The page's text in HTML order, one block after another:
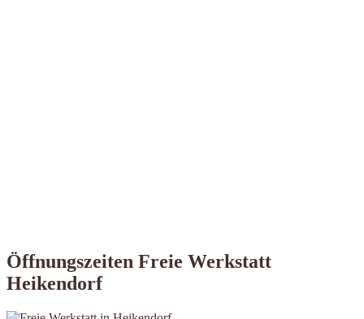
Öffnungszeiten Freie Werkstatt
Heikendorf